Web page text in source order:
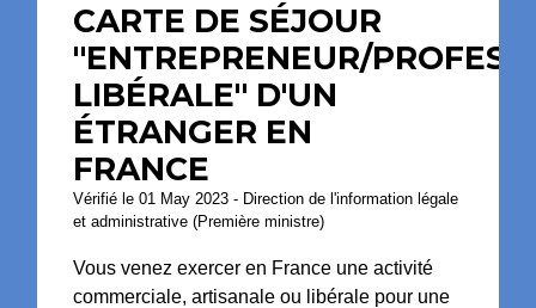
CARTE DE SÉJOUR
"ENTREPRENEUR/
LIBÉRALE" D'UN
ÉTRANGER EN
FRANCE
Vérifié le 01 May 2023 - Direction de l'information légale
et administrative (Première ministre)
Vous venez exercer en France une activité
commerciale, artisanale ou libérale pour une